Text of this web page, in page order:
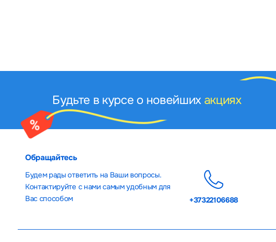
Будьте в курсе о новейших акциях
Обращайтесь
Будем рады ответить на Ваши вопросы.
Контактируйте с нами самым удобным для
Вас способом
+37322106688